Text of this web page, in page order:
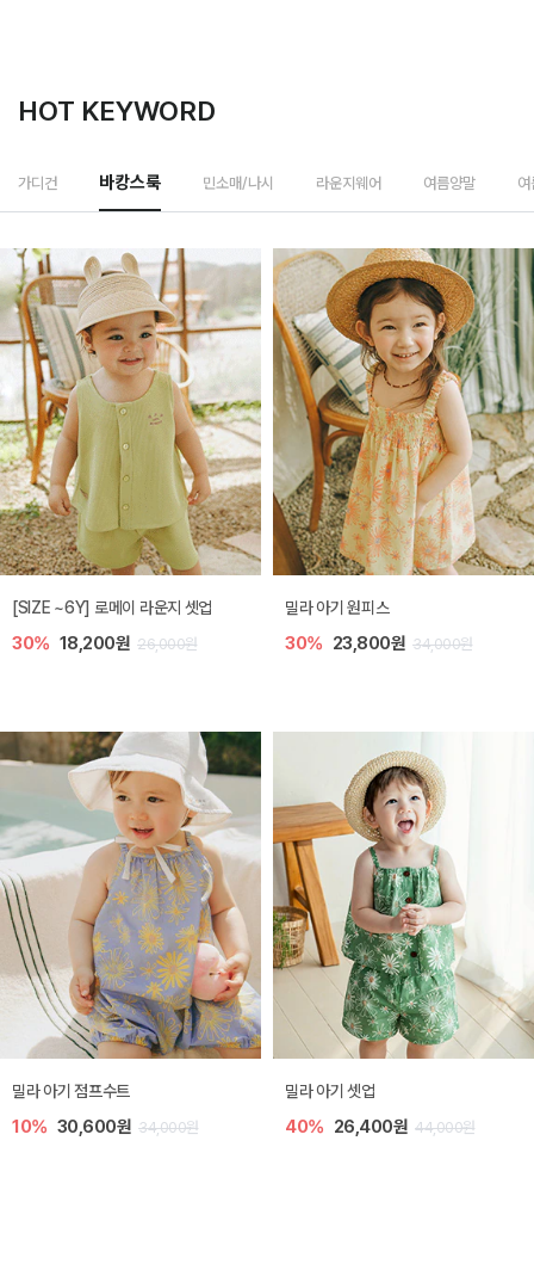
HOT KEYWORD
가디건 바캉스룩 민소매/나시 라운지웨어 여름양말
엘리오 아기 블라우스
40% 16,200원 27,000원
엘로디 니트 아기 뷔스티에
40% 16,200원 27,000원
토닉 아기 민소매 티셔츠
20% 11,200원 14,000원
베티 니트 아기 민소매 티셔츠
10% 24,300원 27,000원